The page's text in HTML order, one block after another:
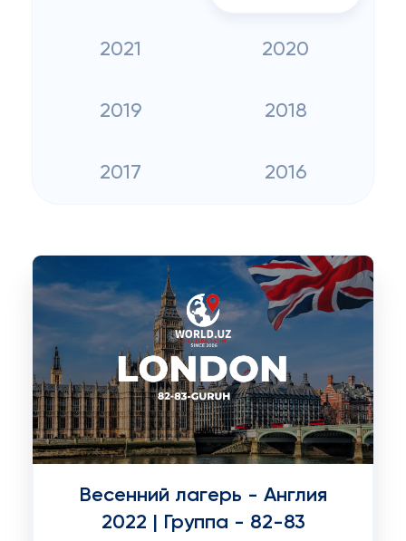
2021 2020
2019 2018
2017 2016
Весенний лагерь - Англия
2022 | Группа - 82-83